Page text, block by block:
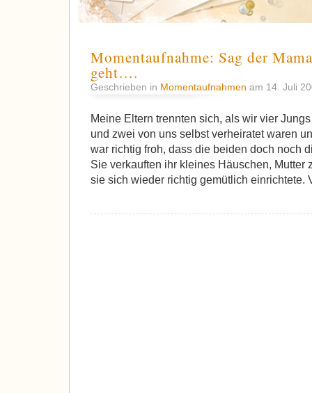
Momentaufnahme: Sag der
geht….
Geschrieben in Momentaufnahmen am 14. Juli
Meine Eltern trennten sich, als wir vier
und zwei von uns selbst verheiratet waren
war richtig froh, dass die beiden doch noch
Sie verkauften ihr kleines Häuschen, Mutter
sie sich wieder richtig gemütlich einrichtete.